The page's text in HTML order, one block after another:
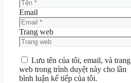
Email
Trang web
Lưu tên của tôi, email, và trang
web trong trình duyệt này cho lần
bình luận kế tiếp của tôi.